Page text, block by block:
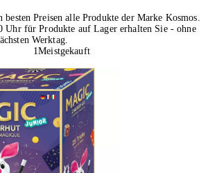
Preisen alle Produkte der Marke Kosmos.
Uhr für Produkte auf Lager erhalten Sie - ohne
Werktag.
1Meistgekauft